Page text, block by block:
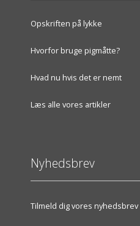
Opskriften på lykke
Hvorfor bruge pigmåtte?
Hvad nu hvis det er nemt
Læs alle vores artikler
Nyhedsbrev
Tilmeld dig vores nyhedsbrev